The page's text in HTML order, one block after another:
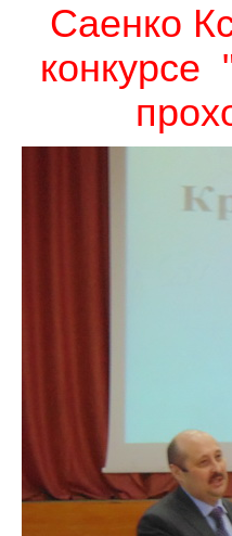
Саенко
конкурсе